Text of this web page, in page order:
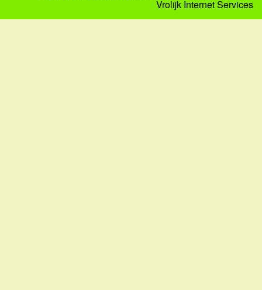
Vrolijk Internet Services